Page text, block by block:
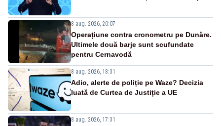
8 aug. 2026, 20:07
Operațiune contra cronometru pe Dunăre.
Ultimele două barje sunt scufundate
pentru Cernavodă
8 aug. 2026, 18:31
Adio, alerte de poliție pe Waze? Decizia
luată de Curtea de Justiție a UE
8 aug. 2026, 17:31